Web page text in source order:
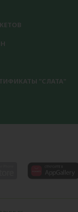
"СЛАТА"